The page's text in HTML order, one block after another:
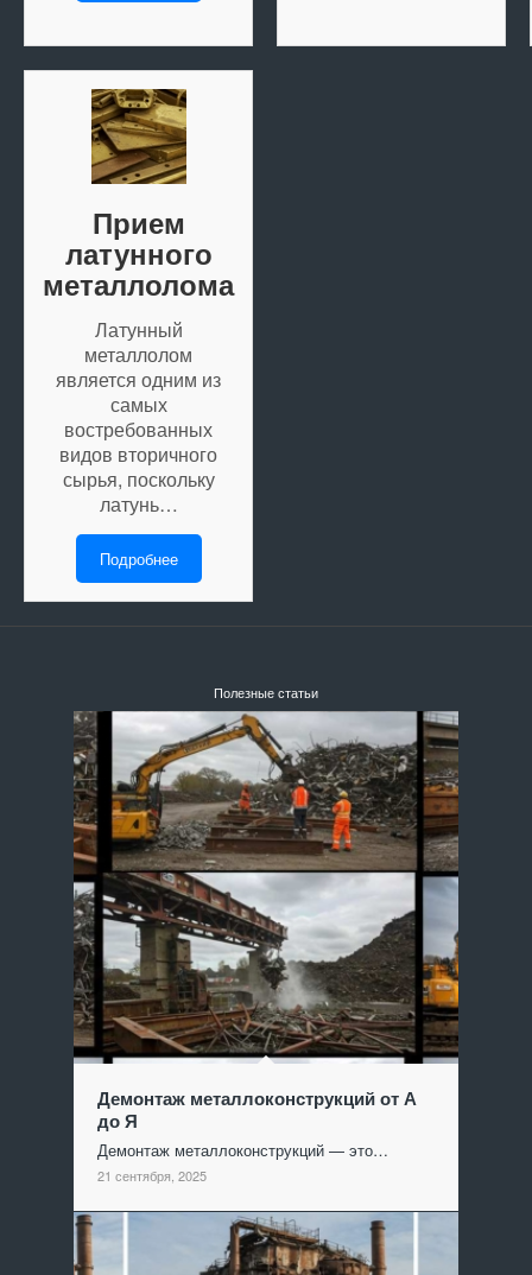
Прием
латунного
металлолома
Латунный
металлолом
является одним из
самых
востребованных
видов вторичного
сырья, поскольку
латунь…
Подробнее
Полезные статьи
Демонтаж металлоконструкций от А
до Я
Демонтаж металлоконструкций — это…
21 сентября, 2025